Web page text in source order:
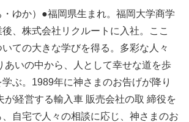
ゆか）●福岡県生まれ。福岡大学商学
、株式会社リクルートに入社。ここ
ての大きな学びを得る。多彩な人々
あいの中から、人として幸せな道を歩
ぶ。1989年に神さまのお告げが降り
が経営する輸入車 販売会社の取 締役を
自宅で人々の相談に応じ、神さまのお